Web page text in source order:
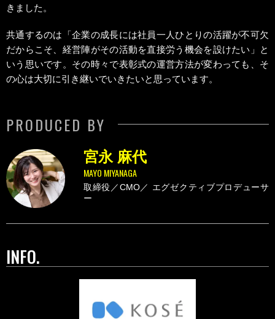
きました。
共通するのは「企業の成長には社員一人ひとりの活躍が不可欠
だからこそ、経営陣がその活動を直接労う機会を設けたい」と
いう思いです。その時々で表彰式の運営方法が変わっても、そ
の心は大切に引き継いでいきたいと思っています。
PRODUCED BY
MAYO MIYANAGA
宮永 麻代
取締役／CMO／ エグゼクティブプロデューサ
ー
INFO.